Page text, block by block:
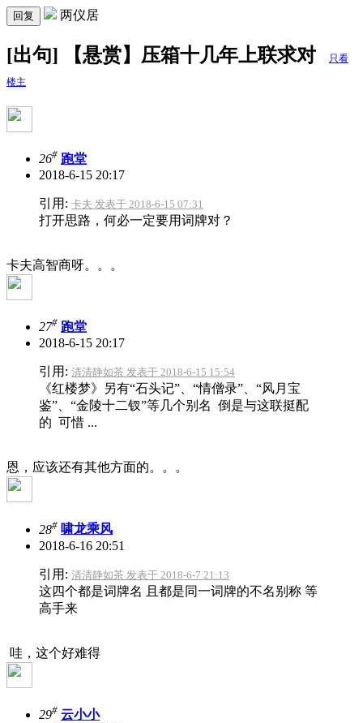
回复 两仪居
[出句] 【悬赏】压箱十几年上联求对 只看
楼主
26# 跑堂
2018-6-15 20:17
引用: 卡夫 发表于 2018-6-15 07:31
打开思路，何必一定要用词牌对？
卡夫高智商呀。。。
27# 跑堂
2018-6-15 20:17
引用: 清清静如茶 发表于 2018-6-15 15:54
《红楼梦》另有“石头记”、“情僧录”、“风月宝
鉴”、“金陵十二钗”等几个别名 倒是与这联挺配
的 可惜 ...
恩，应该还有其他方面的。。。
28# 啸龙乘风
2018-6-16 20:51
引用: 清清静如茶 发表于 2018-6-7 21:13
这四个都是词牌名 且都是同一词牌的不名别称 等
高手来
哇，这个好难得
29# 云小小